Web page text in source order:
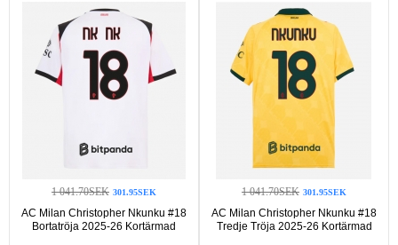
1 041.70SEK 301.95SEK
AC Milan Christopher Nkunku #18
Bortatröja 2025-26 Kortärmad
1 041.70SEK 301.95SEK
AC Milan Christopher Nkunku #18
Tredje Tröja 2025-26 Kortärmad